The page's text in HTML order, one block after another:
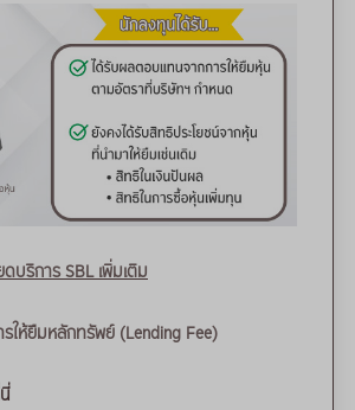
บริการ SBL เพิ่มเติม
ให้ยืมหลักทรัพย์ (Lending Fee)